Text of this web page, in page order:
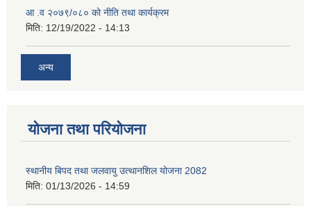
आ .व २०७९/०८० को नीति तथा कार्यक्रम
मिति: 12/19/2022 - 14:13
अन्य
योजना तथा परियोजना
स्थानीय बिपद तथा जलवायु उत्थानशिल योजना 2082
मिति: 01/13/2026 - 14:59